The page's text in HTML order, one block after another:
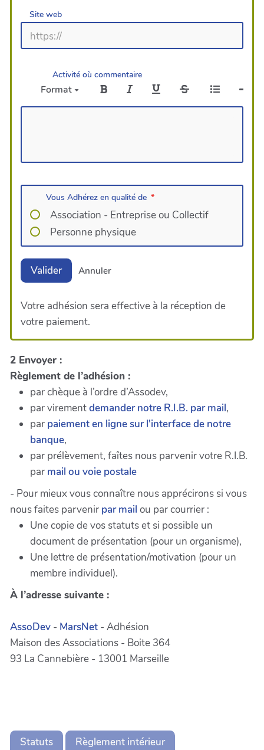
Site web
Activité où commentaire
Format
Vous Adhérez en qualité de
Association - Entreprise ou Collectif
Personne physique
Valider Annuler
Votre adhésion sera effective à la réception de
votre paiement.
2 Envoyer :
Règlement de l’adhésion :
par chèque à l’ordre d’Assodev,
par virementdemander notre R.I.B. par mail,
par paiement en ligne sur l'interface de notre
banque,
par prélèvement, faîtes nous parvenir votre R.I.B.
par mail ou voie postale
- Pour mieux vous connaître nous apprécirons si vous
nous faites parvenir par mail ou par courrier :
Une copie de vos statuts et si possible un
document de présentation (pour un organisme),
Une lettre de présentation/motivation (pour un
membre individuel).
À l’adresse suivante :
AssoDev - MarsNet - Adhésion
Maison des Associations - Boite 364
93 La Cannebière - 13001 Marseille
Statuts
Règlement intérieur